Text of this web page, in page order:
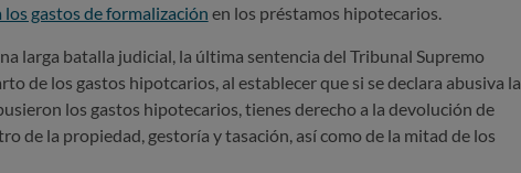
gastos de formalización en los préstamos hipotecarios.
larga batalla judicial, la última sentencia del Tribunal Supremo
de los gastos hipotcarios, al establecer que si se declara abusiva la
los gastos hipotecarios, tienes derecho a la devolución de
de la propiedad, gestoría y tasación, así como de la mitad de los